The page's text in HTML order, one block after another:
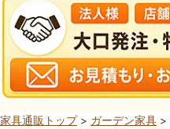
家具通販トップ> ガーデン家具 >